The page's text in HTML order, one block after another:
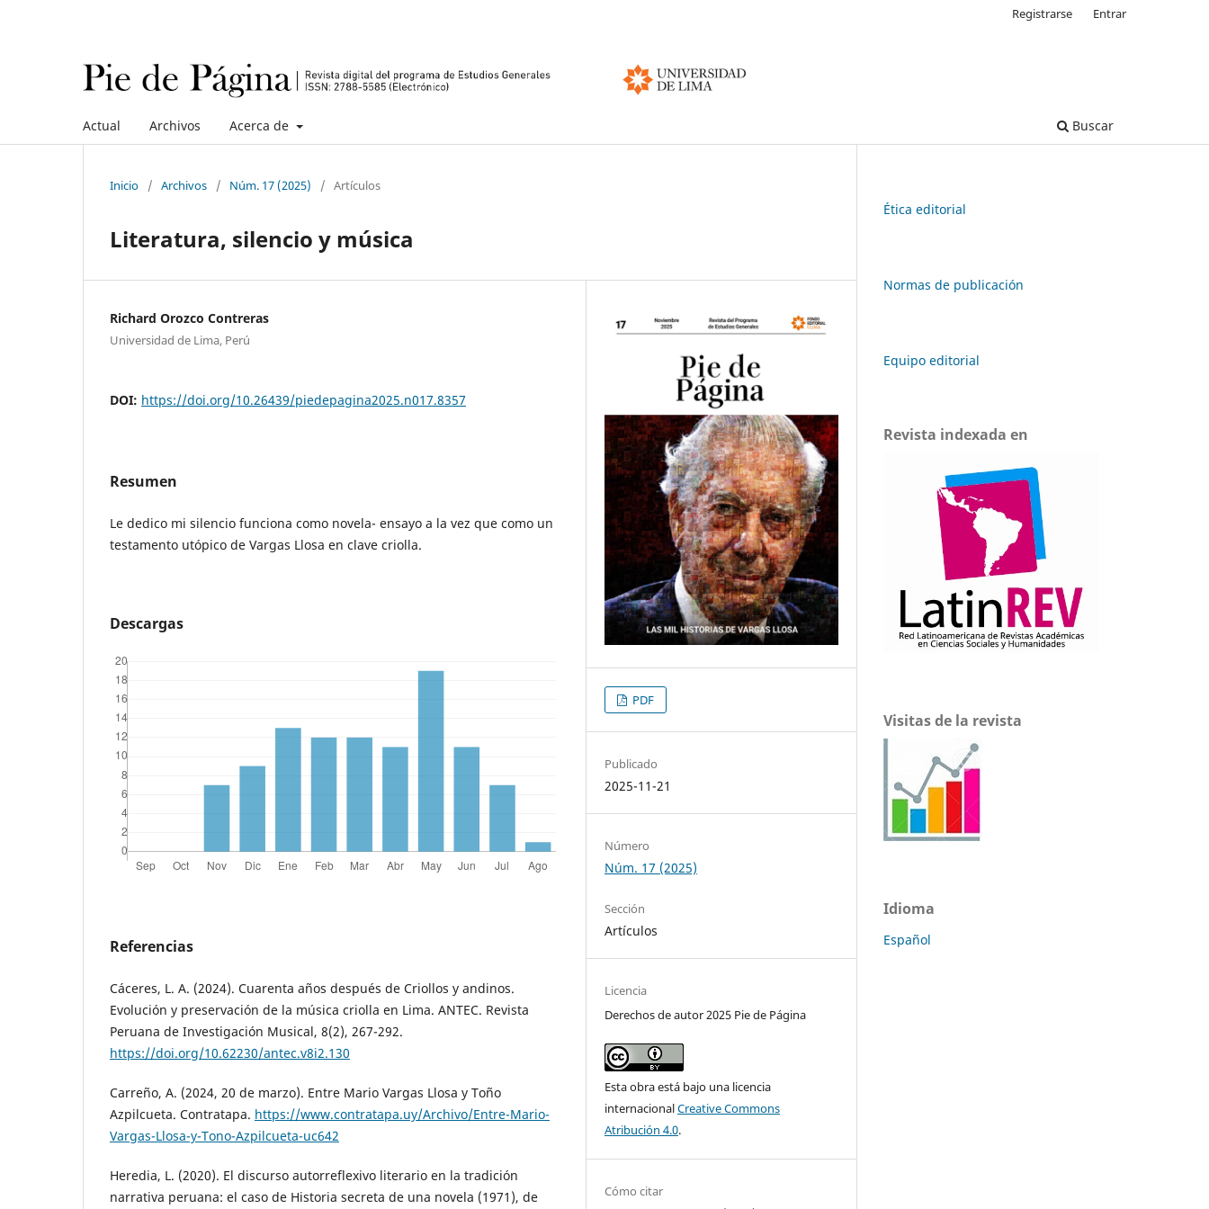
Actual Archivos Acerca de Buscar
Registrarse Entrar
Inicio / Archivos / Núm. 17 (2025) / Artículos
Literatura, silencio y música
Richard Orozco Contreras
Universidad de Lima, Perú
DOI: https://doi.org/10.26439/piedepagina2025.n017.8357
Resumen
Le dedico mi silencio funciona como novela- ensayo a la vez que como un
testamento utópico de Vargas Llosa en clave criolla.
Descargas
Referencias
Cáceres, L. A. (2024). Cuarenta años después de Criollos y andinos.
Evolución y preservación de la música criolla en Lima. ANTEC. Revista
Peruana de Investigación Musical, 8(2), 267-292.
https://doi.org/10.62230/antec.v8i2.130
Carreño, A. (2024, 20 de marzo). Entre Mario Vargas Llosa y Toño
Azpilcueta. Contratapa. https://www.contratapa.uy/Archivo/Entre-Mario-
Vargas-Llosa-y-Tono-Azpilcueta-uc642
Heredia, L. (2020). El discurso autorreflexivo literario en la tradición
narrativa peruana: el caso de Historia secreta de una novela (1971), de
PDF
Publicado
2025-11-21
Número
Núm. 17 (2025)
Sección
Artículos
Licencia
Derechos de autor 2025 Pie de Página
Esta obra está bajo una licencia
internacionalCreative Commons
Atribución 4.0.
Cómo citar
Ética editorial
Normas de publicación
Equipo editorial
Revista indexada en
Visitas de la revista
Idioma
Español